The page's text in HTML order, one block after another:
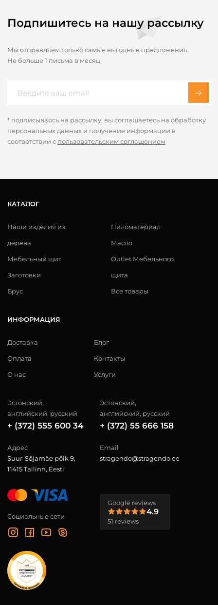
Подпишитесь на нашу рассылку
Мы отправляем только самые выгодные предложения.
Не больше 1 письма в месяц
* подписываясь на рассылку, вы соглашаетесь на обработку
персональных данных и получение информации в
соответствии с пользовательским соглашением
КАТАЛОГ
Наши изделия из
дерева
Мебельный щит
Заготовки
Брус
Пиломатериал
Масло
Outlet Мебельного
щита
Все товары
ИНФОРМАЦИЯ
Доставка
Оплата
О нас
Блог
Контакты
Услуги
Эстонский,
английский, русский
+ (372) 555 600 34
Эстонский,
английский, русский
+ (372) 55 666 158
Адрес
Suur-Sõjamäe põik 9,
11415 Tallinn, Eesti
Email
stragendo@stragendo.ee
Социальные сети
Google reviews
4.9
51 reviews